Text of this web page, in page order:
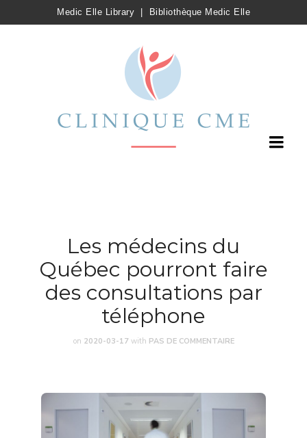
Medic Elle Library Bibliothèque Medic Elle
Les médecins du
Québec pourront faire
des consultations par
téléphone
on 2020-03-17 with PAS DE COMMENTAIRE